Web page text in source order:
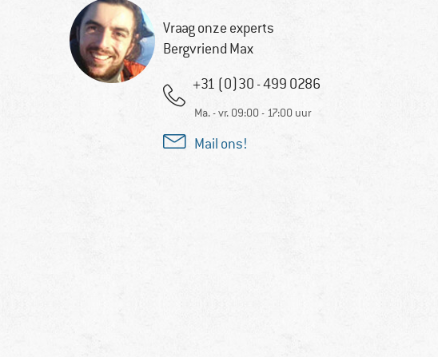
Vraag onze experts
Bergvriend Max
+31 (0)30 - 499 0286
Ma. - vr. 09:00 - 17:00 uur
Mail ons!